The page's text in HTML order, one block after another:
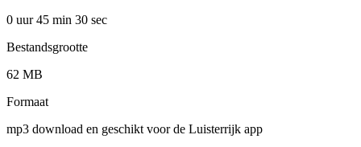
0 uur 45 min 30 sec
Bestandsgrootte
62 MB
Formaat
mp3 download en geschikt voor de Luisterrijk app